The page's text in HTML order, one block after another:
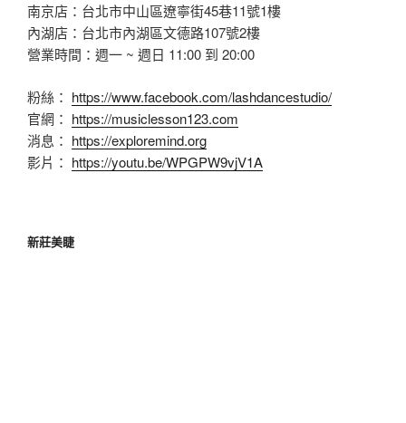
南京店：台北市中山區遼寧街45巷11號1樓
內湖店：台北市內湖區文德路107號2樓
營業時間：週一 ~ 週日 11:00 到 20:00
粉絲： https://www.facebook.com/lashdancestudio/
官網： https://musiclesson123.com
消息： https://exploremind.org
影片： https://youtu.be/WPGPW9vjV1A
新莊美睫